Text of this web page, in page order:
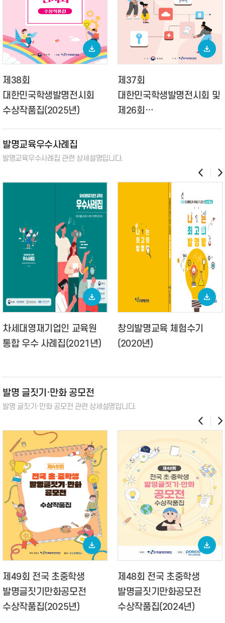
제38회
대한민국학생발명전시회
수상작품집(2025년)
제37회
대한민국학생발명전시회 및
제26회
발명교육우수사례집
발명교육우수사례집 관련 상세설명입니다.
차세대영재기업인 교육원
통합 우수 사례집(2021년)
창의발명교육 체험수기
(2020년)
발명 글짓기·만화 공모전
발명 글짓기·만화 공모전 관련 상세설명입니다.
제49회 전국 초중학생
발명글짓기만화공모전
수상작품집(2025년)
제48회 전국 초중학생
발명글짓기만화공모전
수상작품집(2024년)